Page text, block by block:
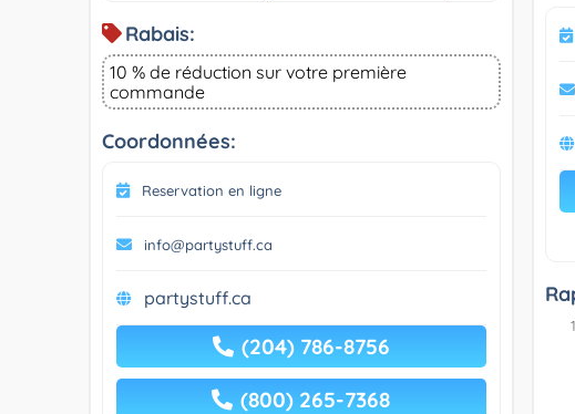
Rabais:
10 % de réduction sur votre première
commande
Coordonnées:
Reservation en ligne
info@partystuff.ca
partystuff.ca
(204) 786-8756
(800) 265-7368